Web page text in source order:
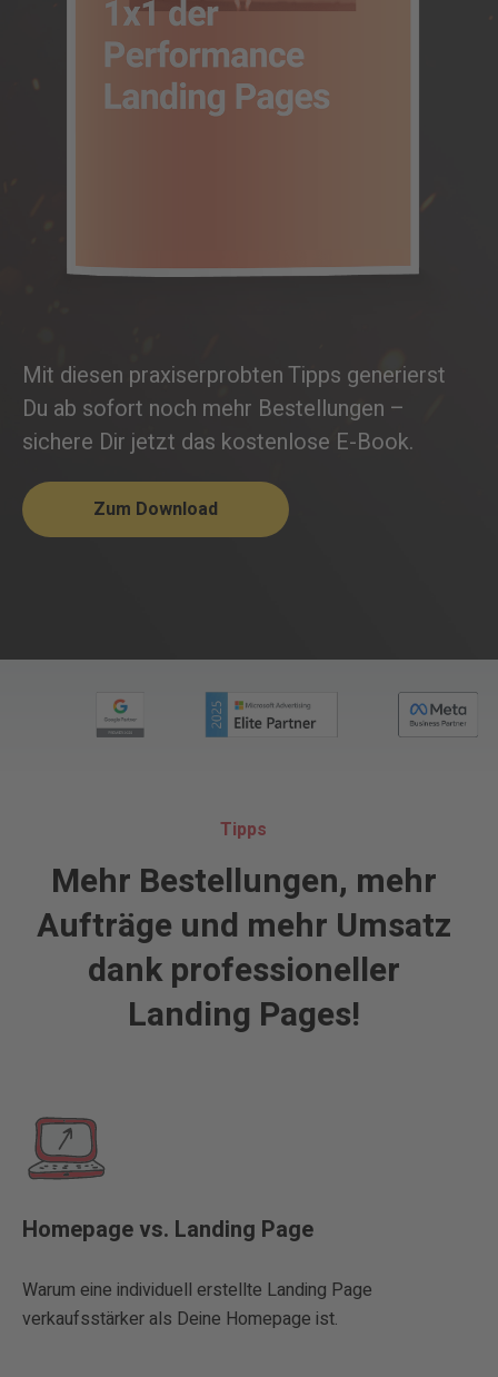
Mit diesen praxiserprobten Tipps generierst
Du ab sofort noch mehr Bestellungen –
sichere Dir jetzt das kostenlose E-Book.
Zum Download
Tipps
Mehr Bestellungen, mehr
Aufträge und mehr Umsatz
dank professioneller
Landing Pages!
Homepage vs. Landing Page
Warum eine individuell erstellte Landing Page
verkaufsstärker als Deine Homepage ist.